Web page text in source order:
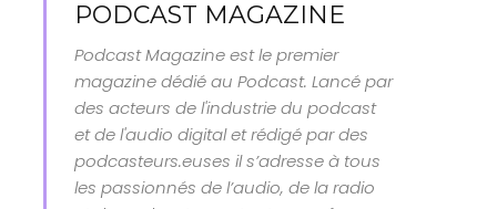
PODCAST MAGAZINE
Podcast Magazine est le premier
magazine dédié au Podcast. Lancé par
des acteurs de l'industrie du podcast
et de l'audio digital et rédigé par des
podcasteurs.euses il s’adresse à tous
les passionnés de l’audio, de la radio